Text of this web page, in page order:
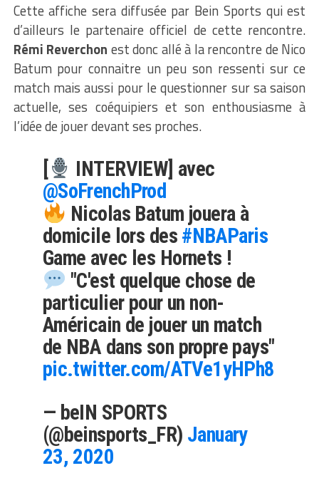
Cette affiche sera diffusée par Bein Sports qui est
d’ailleurs le partenaire officiel de cette rencontre.
Rémi Reverchon est donc allé à la rencontre de Nico
Batum pour connaitre un peu son ressenti sur ce
match mais aussi pour le questionner sur sa saison
actuelle, ses coéquipiers et son enthousiasme à
l’idée de jouer devant ses proches.
[
INTERVIEW] avec
@SoFrenchProd
Nicolas Batum jouera à
domicile lors des #NBAParis
Game avec les Hornets !
"C'est quelque chose de
particulier pour un non-
Américain de jouer un match
de NBA dans son propre pays"
pic.twitter.com/ATVe1yHPh8
— beIN SPORTS
(@beinsports_FR) January
23, 2020